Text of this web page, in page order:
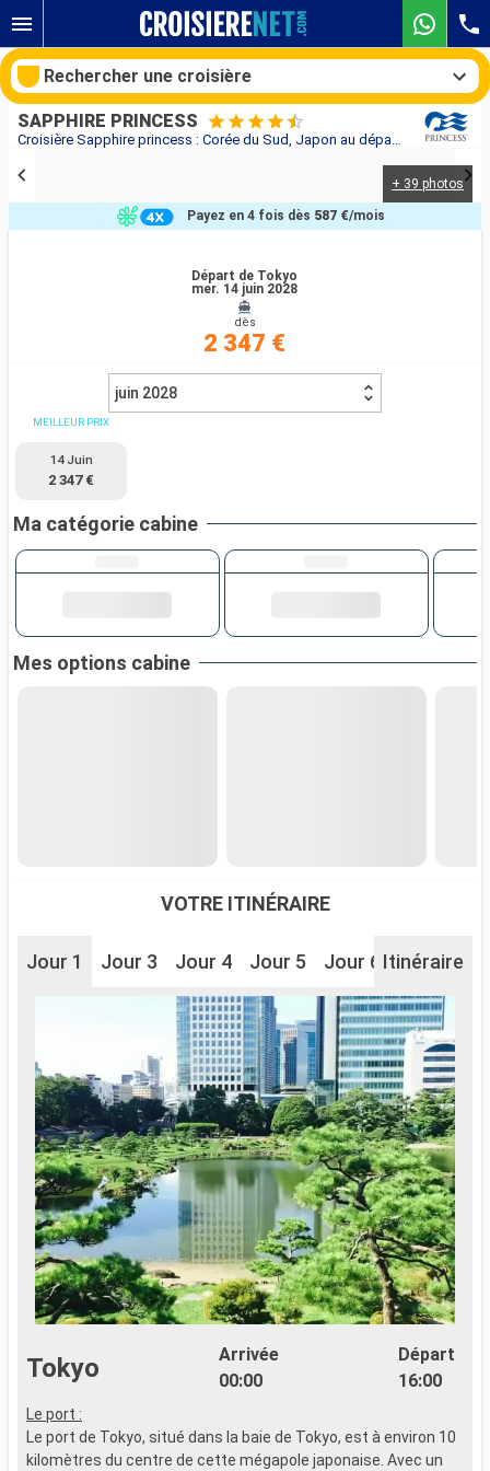
Croisière Sapphire princess : Corée du Sud, Japon au départ de Tokyo
SAPPHIRE PRINCESS
+ 39 photos
Départ de Tokyo
mer. 14 juin 2028
dès
2 347 €
Payez en 4 fois dès 587 €/mois
juin 2028
MEILLEUR PRIX
14 Juin
2 347 €
Ma catégorie cabine
Mes options cabine
VOTRE ITINÉRAIRE
Jour 1 Jour 3 Jour 4 Jour 5 Jour 6 Jour 8
Itinéraire
Tokyo
Arrivée
00:00
Départ
16:00
Le port :
Le port de Tokyo, situé dans la baie de Tokyo, est à environ 10
kilomètres du centre de cette mégapole japonaise. Avec un
Rechercher une croisière
Compagnies
Rechercher